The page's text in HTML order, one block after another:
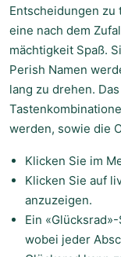
Entscheidungen zu
eine nach dem
mächtigkeit Spaß.
Perish Namen
lang zu drehen.
werden, sowie die
Klicken Sie im
Klicken Sie auf
anzuzeigen.
Ein
wobei jeder